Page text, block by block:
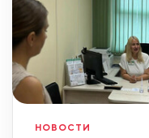
НОВОСТИ